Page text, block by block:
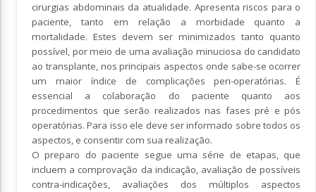
cirurgias abdominais da atualidade. Apresenta riscos para o
paciente, tanto em relação a morbidade quanto a
mortalidade. Estes devem ser minimizados tanto quanto
possível, por meio de uma avaliação minuciosa do candidato
ao transplante, nos principais aspectos onde sabe-se ocorrer
um maior índice de complicações peri-operatórias. É
essencial a colaboração do paciente quanto aos
procedimentos que serão realizados nas fases pré e pós
operatórias. Para isso ele deve ser informado sobre todos os
aspectos, e consentir com sua realização.
O preparo do paciente segue uma série de etapas, que
incluem a comprovação da indicação, avaliação de possíveis
contra-indicações, avaliações dos múltiplos aspectos